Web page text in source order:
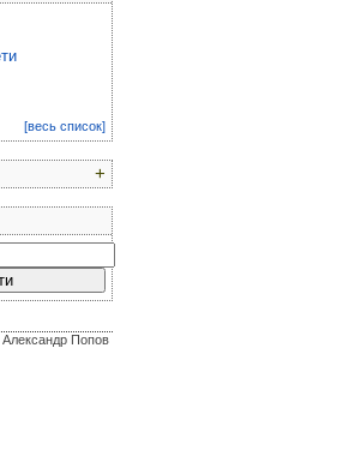
[весь список]
+
Александр Попов